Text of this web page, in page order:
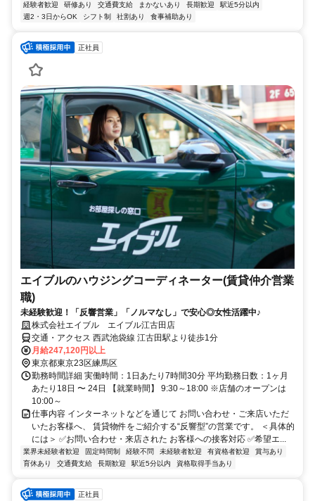
経験者歓迎
研修あり 交通費支給 まかないあり 長期歓迎
駅近5分以内
週2・3日からOK
シフト制 社割あり 食事補助あり
正社員
エイブルのハウジングコーディネーター(賃貸仲介営業
職)
未経験歓迎！「反響営業」「ノルマなし」で安心◎女性活躍中♪
株式会社エイブル エイブル江古田店
交通・アクセス 西武池袋線 江古田駅より徒歩1分
月給247,120円以上
東京都東京23区練馬区
勤務時間詳細 実働時間：1日あたり7時間30分 平均勤務日数：1ヶ月
あたり18日 〜 24日 【就業時間】 9:30～18:00 ※店舗のオープンは
10:00～
仕事内容 インターネットなどを通じて お問い合わせ・ご来店いただ
いたお客様へ、 賃貸物件をご紹介する“反響型”の営業です。 ＜具体的
には＞ ✅お問い合わせ・来店された お客様への接客対応 ✅希望エ...
業界未経験者歓迎 固定時間制 経験不問 未経験者歓迎 有資格者歓迎
賞与あり
育休あり
交通費支給 長期歓迎 駅近5分以内 資格取得手当あり
正社員